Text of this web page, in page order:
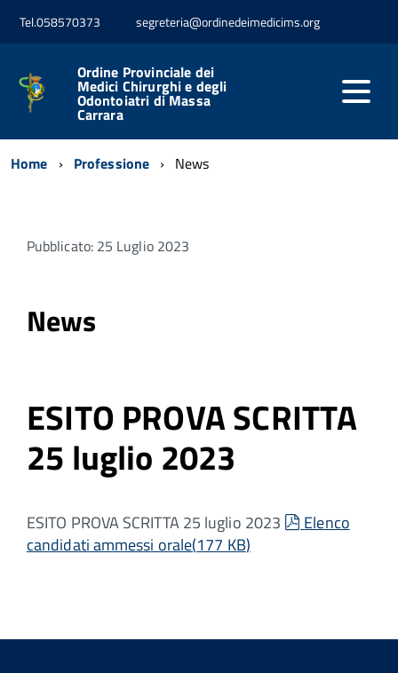
Tel.058570373 segreteria@ordinedeimedicims.org
Ordine Provinciale dei
Medici Chirurghi e degli
Odontoiatri di Massa
Carrara
Home Professione News
Pubblicato: 25 Luglio 2023
News
ESITO PROVA SCRITTA
25 luglio 2023
ESITO PROVA SCRITTA 25 luglio 2023 pdf
Elenco
candidati ammessi orale(177 KB)